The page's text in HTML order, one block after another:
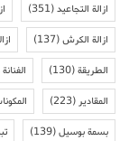
ازالة التجاعيد(351)
ازالة الكرش(137)
الطريقة(130)
المقادير (223)
بسمة بوسيل(139)